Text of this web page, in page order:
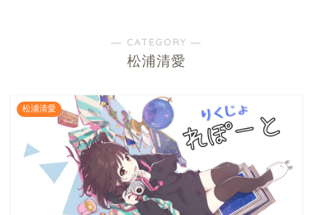
― CATEGORY ―
松浦清愛
松浦清愛